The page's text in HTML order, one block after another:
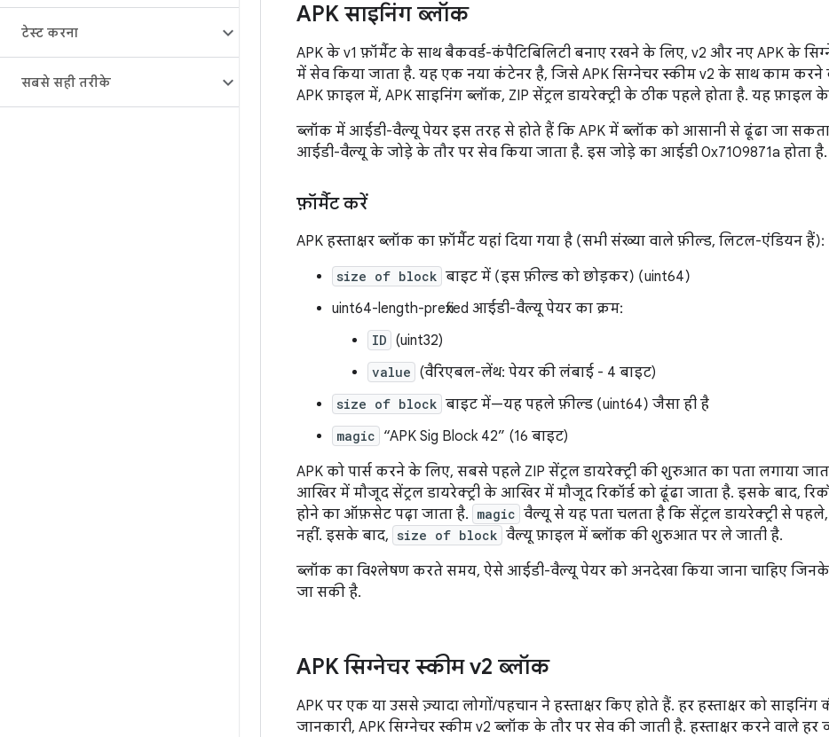
टेस्ट करना
सबसे सही तरीके
APK साइनिंग ब्लॉक
APK के v1 फ़ॉर्मैट के साथ बैकवर्ड-कंपैटिबिलिटी बनाए रखने के लिए, v2 और नए APK के
में सेव किया जाता है. यह एक नया कंटेनर है, जिसे APK सिग्नेचर स्कीम v2 के साथ काम करने
APK फ़ाइल में, APK साइनिंग ब्लॉक, ZIP सेंट्रल डायरेक्ट्री के ठीक पहले होता है. यह फ़ाइल
ब्लॉक में आईडी-वैल्यू पेयर इस तरह से होते हैं कि APK में ब्लॉक को आसानी से ढूंढा जा सकता
आईडी-वैल्यू के जोड़े के तौर पर सेव किया जाता है. इस जोड़े का आईडी 0x7109871a होता है.
फ़ॉर्मैट करें
APK हस्ताक्षर ब्लॉक का फ़ॉर्मैट यहां दिया गया है (सभी संख्या वाले फ़ील्ड, लिटल-एंडियन हैं):
size of block बाइट में (इस फ़ील्ड को छोड़कर) (uint64)
uint64-length-prefixed आईडी-वैल्यू पेयर का क्रम:
ID (uint32)
value (वैरिएबल-लेंथ: पेयर की लंबाई - 4 बाइट)
size of block बाइट में—यह पहले फ़ील्ड (uint64) जैसा ही है
magic “APK Sig Block 42” (16 बाइट)
APK को पार्स करने के लिए, सबसे पहले ZIP सेंट्रल डायरेक्ट्री की शुरुआत का पता लगाया
आखिर में मौजूद सेंट्रल डायरेक्ट्री के आखिर में मौजूद रिकॉर्ड को ढूंढा जाता है. इसके बाद,
होने का ऑफ़सेट पढ़ा जाता है. magic वैल्यू से यह पता चलता है कि सेंट्रल डायरेक्ट्री से
नहीं. इसके बाद, size of block वैल्यू फ़ाइल में ब्लॉक की शुरुआत पर ले जाती है.
ब्लॉक का विश्लेषण करते समय, ऐसे आईडी-वैल्यू पेयर को अनदेखा किया जाना चाहिए
जा सकी है.
APK सिग्नेचर स्कीम v2 ब्लॉक
APK पर एक या उससे ज़्यादा लोगों/पहचान ने हस्ताक्षर किए होते हैं. हर हस्ताक्षर को साइनिंग
जानकारी, APK सिग्नेचर स्कीम v2 ब्लॉक के तौर पर सेव की जाती है. हस्ताक्षर करने वाले